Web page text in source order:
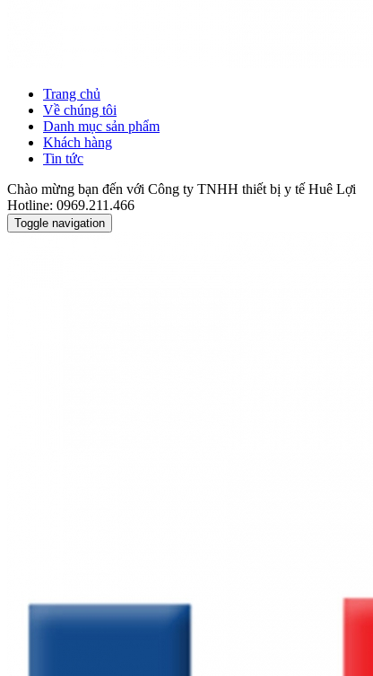
Trang chủ
Về chúng tôi
Danh mục sản phẩm
Khách hàng
Tin tức
Chào mừng bạn đến với Công ty TNHH thiết bị y tế Huê Lợi
Hotline: 0969.211.466
Toggle navigation